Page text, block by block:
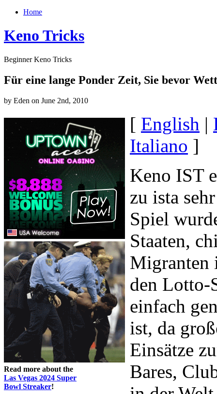
Home
Keno Tricks
Beginner Keno Tricks
Für eine lange Ponder Zeit, Sie bevor
by Eden on June 2nd, 2010
Read more about the
Las Vegas 2024 Super
Bowl Streaker!
[ English |
Italiano ]
Keno IST
zu ista
Spiel
Staaten,
Migranten
den Lotto-
einfach
ist, da
Einsätze
Bares,